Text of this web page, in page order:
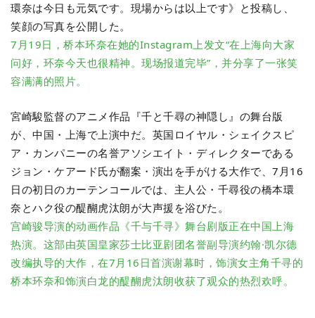
環奈は今日も元気です。現場からは以上です》 と投稿し、
笑顔の写真を公開した。
7月19日，桥本环奈在她的Instagram上发文“在上海向大家
问好，环奈今天也很精神。现场报道完毕”，并分享了一张笑
容满满的照片。
宮崎駿監督のアニメ作品『千と千尋の神隠し』の舞台版
が、中国・上海で上演中だ。英国ロイヤル・シェイクスピ
ア・カンパニーの名誉アソシエイト・ディレクターである
ジョン・ケアード氏が翻案・演出を手がける大作で、7月16
日の初日のカーテンコールでは、主人公・千尋役の橋本環
奈とハク役の醍醐虎汰朗が大声援を浴びた。
宫崎骏导演的动画作品《千与千寻》舞台剧版正在中国上海
热演。这部由英国皇家莎士比亚剧团名誉副导演约翰·凯尔德
改编执导的大作，在7月16日首演谢幕时，饰演女主角千寻的
桥本环奈和饰演白龙的醍醐虎汰朗收获了观众的热烈欢呼。